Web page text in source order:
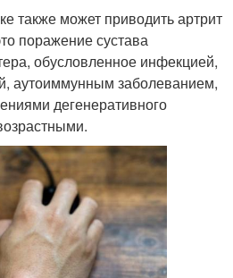
также может приводить артрит
поражение сустава
обусловленное инфекцией,
аутоиммунным заболеванием,
дегенеративного